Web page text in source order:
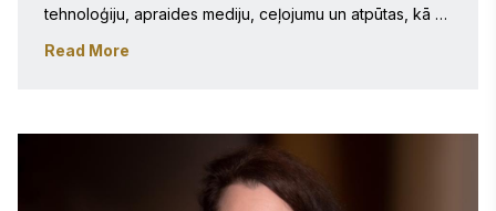
tehnoloģiju, apraides mediju, ceļojumu un atpūtas, kā
sabiedrisko attiecību aģentūru Londonā, Apvienotajā
viņa rakstīja rakstus blogam un tiešsaistes biļetenam.
Tagad viņa ir žūrijas koordinatore, kas organizē un
pārrauga starptautiskās žūrijas komisijas visos Stevie
Read More